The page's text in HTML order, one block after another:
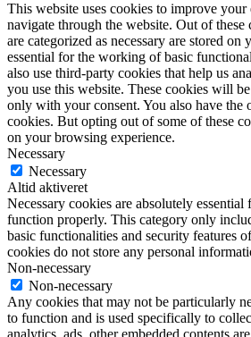
This website uses cookies to improve
navigate through the website. Out of these
are categorized as necessary are stored on
essential for the working of basic
also use third-party cookies that help us
you use this website. These cookies will
only with your consent. You also have the
cookies. But opting out of some of these
on your browsing experience.
Necessary
Necessary
Altid aktiveret
Necessary cookies are absolutely essential
function properly. This category only
basic functionalities and security features
cookies do not store any personal
Non-necessary
Non-necessary
Any cookies that may not be particularly
to function and is used specifically to